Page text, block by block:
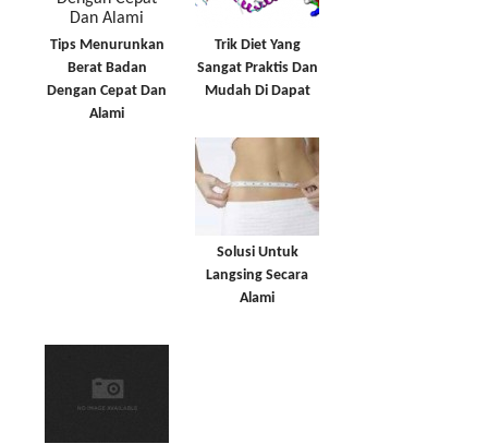
Tips Menurunkan
Berat Badan
Dengan Cepat Dan
Alami
Trik Diet Yang
Sangat Praktis Dan
Mudah Di Dapat
Solusi Untuk
Langsing Secara
Alami